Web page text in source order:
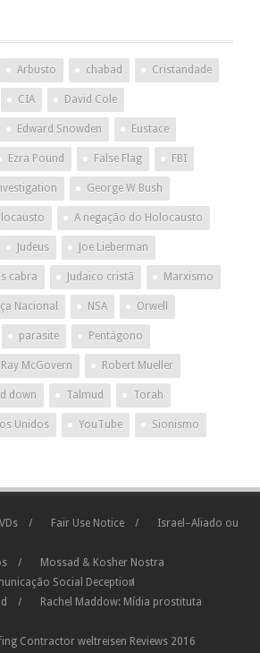
Arbusto chabad Cristandade
CIA David Cole
Edward Snowden Eustace
Ezra Pound False Flag FBI
George W Bush
A negação do Holocausto
Judeus Joe Lieberman
cabra Judaico cristã Marxismo
Nacional NSA Orwell
parasite Pentágono
Ray McGovern Robert Mueller
down Talmud Torah
Unidos YouTube Sionismo
Fair Use Notice
Israel–Aliado ou
Mossad & Kosher Nostra
Social Deception
Rachel Maddow: Mídia prostituta
Contractor weltreisen Reviews 2016